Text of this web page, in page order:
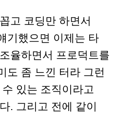
고 코딩만 하면서
기했으면 이제는 타
율하면서 프로덕트를
도 좀 느낀 터라 그런
있는 조직이라고
. 그리고 전에 같이